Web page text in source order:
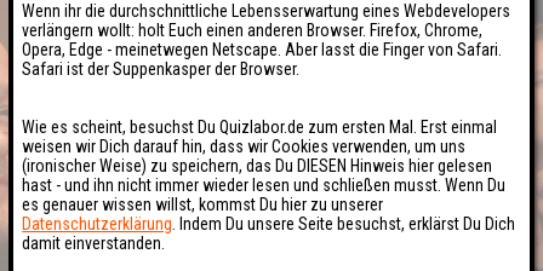
Wenn ihr die durchschnittliche Lebensserwartung eines Webdevelopers
verlängern wollt: holt Euch einen anderen Browser. Firefox, Chrome,
Opera, Edge - meinetwegen Netscape. Aber lasst die Finger von Safari.
Safari ist der Suppenkasper der Browser.
Wie es scheint, besuchst Du Quizlabor.de zum ersten Mal. Erst einmal
weisen wir Dich darauf hin, dass wir Cookies verwenden, um uns
(ironischer Weise) zu speichern, das Du DIESEN Hinweis hier gelesen
hast - und ihn nicht immer wieder lesen und schließen musst. Wenn Du
es genauer wissen willst, kommst Du hier zu unserer
Datenschutzerklärung . Indem Du unsere Seite besuchst, erklärst Du Dich
damit einverstanden.